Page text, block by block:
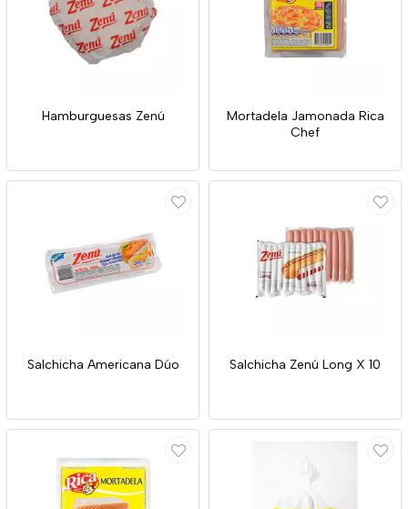
Hamburguesas Zenú
Mortadela Jamonada Rica
Chef
Salchicha Americana Dúo Salchicha Zenú Long X 10